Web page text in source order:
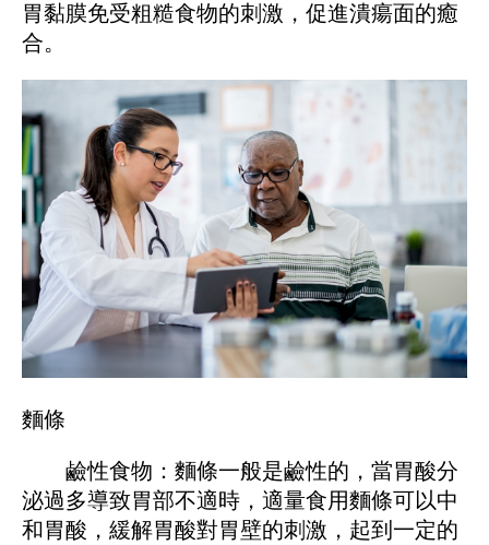
胃黏膜免受粗糙食物的刺激，促進潰瘍面的癒
合。
麵條
鹼性食物：麵條一般是鹼性的，當胃酸分
泌過多導致胃部不適時，適量食用麵條可以中
和胃酸，緩解胃酸對胃壁的刺激，起到一定的